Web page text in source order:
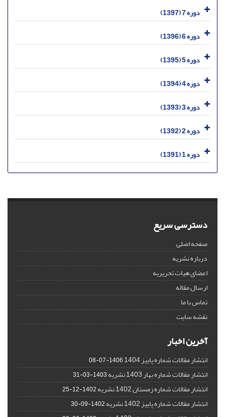
دوره 7 (1397)
دوره 6 (1396)
دوره 5 (1395)
دوره 4 (1394)
دوره 3 (1393)
دوره 2 (1392)
دوره 1 (1391)
دسترسی سریع
صفحه اصلی
درباره نشریه
اعضای هیات تحریریه
ارسال مقاله
تماس با ما
نقشه سایت
آخرین اخبار
انتشار مقالات شماره پاییز 1404 1406-07-08
انتشار مقالات شماره بهار 1403 نشریه 1403-03-31
انتشار مقالات شماره زمستان 1402 نشریه 1402-12-25
انتشار مقالات شماره پاییز 1402 نشریه 1402-09-30